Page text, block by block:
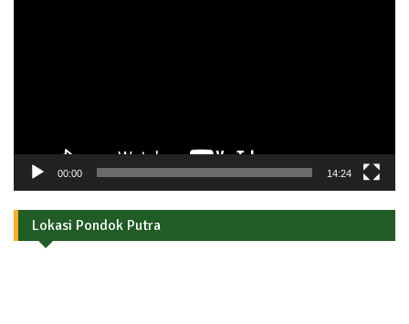
00:00 14:24
Lokasi Pondok Putra